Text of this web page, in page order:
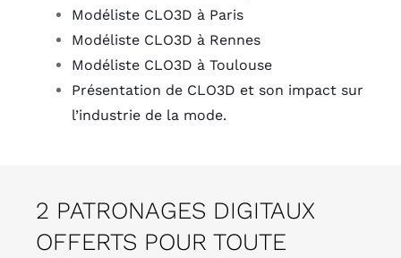
Modéliste CLO3D à Paris
Modéliste CLO3D à Rennes
Modéliste CLO3D à Toulouse
Présentation de CLO3D et son impact sur
l’industrie de la mode.
2 PATRONAGES DIGITAUX
OFFERTS POUR TOUTE